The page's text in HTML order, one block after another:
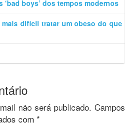
‘bad boys’ dos tempos modernos
difícil tratar um obeso do que
não será publicado. Campos
com *